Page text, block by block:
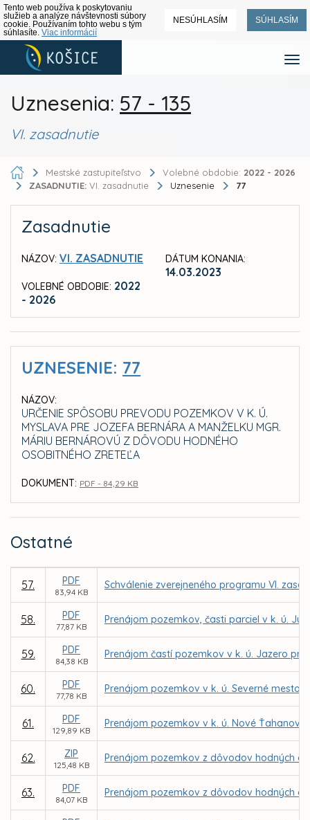
Tento web používa k poskytovaniu
služieb a analýze návštevnosti súbory
cookie. Používaním tohto webu s tým
súhlasíte. Viac informácií
NESÚHLASÍM SÚHLASÍM
Uznesenia: 57 - 135
VI. zasadnutie
Mestské zastupiteľstvo Volebné obdobie: 2022 - 2026
ZASADNUTIE: VI. zasadnutie Uznesenie 77
Zasadnutie
NÁZOV: VI. ZASADNUTIE
VOLEBNÉ OBDOBIE: 2022
- 2026
DÁTUM KONANIA:
14.03.2023
UZNESENIE: 77
NÁZOV:
URČENIE SPÔSOBU PREVODU POZEMKOV V K. Ú.
MYSLAVA PRE JOZEFA BERNÁRA A MANŽELKU MGR.
MÁRIU BERNÁROVÚ Z DÔVODU HODNÉHO
OSOBITNÉHO ZRETEĽA
DOKUMENT: PDF - 84,29 KB
Ostatné
57. PDF
83,94 KB
Schválenie zverejneného programu VI.
58. PDF
77,87 KB
Prenájom pozemkov, časti parciel v k. ú.
59. PDF
84,38 KB
Prenájom častí pozemkov v k. ú. Jazero
60. PDF
77,78 KB
Prenájom pozemkov v k. ú. Severné
61. PDF
129,89 KB
Prenájom pozemkov v k. ú. Nové
62. ZIP
125,48 KB
Prenájom pozemkov z dôvodov hodných
63. PDF
84,07 KB
Prenájom pozemkov z dôvodov hodných